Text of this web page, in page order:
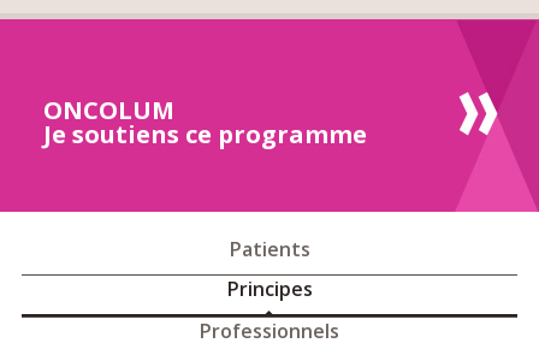
ONCOLUM
Je soutiens ce programme
Patients
Principes
Professionnels